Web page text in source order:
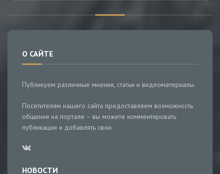
О САЙТЕ
Публикуем различные мнения, статьи и видеоматериалы.
Посетителям нашего сайта предоставляем возможность
общения на портале – вы можете комментировать
публикации и добавлять свои.
НОВОСТИ